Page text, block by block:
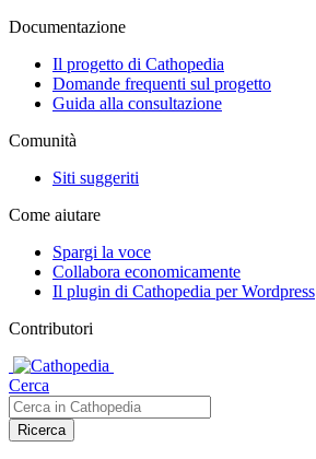
Documentazione
Il progetto di Cathopedia
Domande frequenti sul progetto
Guida alla consultazione
Comunità
Siti suggeriti
Come aiutare
Spargi la voce
Collabora economicamente
Il plugin di Cathopedia per Wordpress
Contributori
Cerca
Ricerca